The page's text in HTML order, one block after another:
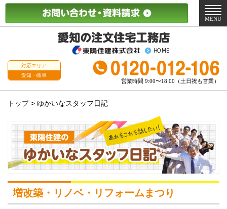
対応エリア
愛知・岐阜
営業時間 9:00〜18:00（土日祝も営業）
メ
ニ
MENU
トップ> ゆかいなスタッフ日記
増改築・リノベ・リフォームまつり